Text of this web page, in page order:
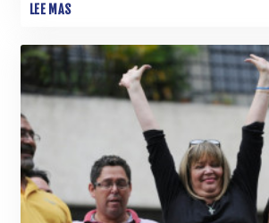
China de un misil con capacidad nuclear
LEE MAS